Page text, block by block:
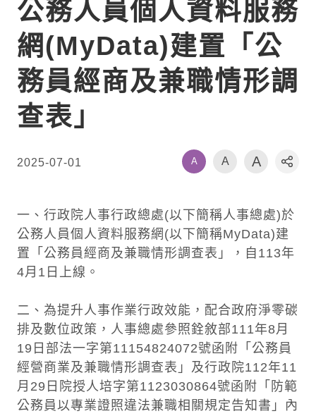
公務人員個人資料服務
網(MyData)建置「公
務員經商及兼職情形調
查表」
2025-07-01 A A A
社
一、行政院人事行政總處(以下簡稱人事總處)於
公務人員個人資料服務網(以下簡稱MyData)建
置「公務員經商及兼職情形調查表」，自113年
4月1日上線。
二、為提升人事作業行政效能，配合政府淨零碳
排及數位政策，人事總處參照銓敘部111年8月
19日部法一字第11154824072號函附「公務員
經營商業及兼職情形調查表」及行政院112年11
月29日院授人培字第1123030864號函附「防範
公務員以專業證照違法兼職相關規定告知書」內